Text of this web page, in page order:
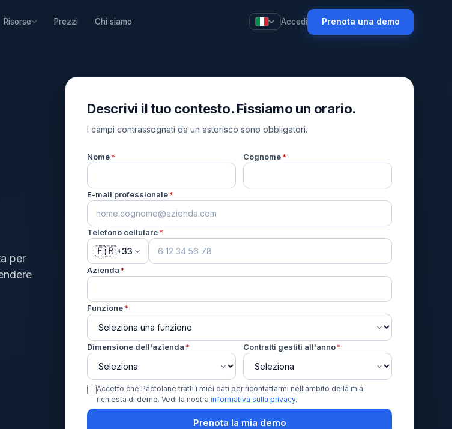
Risorse Prezzi Chi siamo Accedi Prenota una demo
per
Descrivi il tuo contesto. Fissiamo un orario.
I campi contrassegnati da un asterisco sono obbligatori.
Nome* Cognome*
E-mail professionale*
Telefono cellulare*
🇫🇷+33
Azienda *
Funzione*
Dimensione dell'azienda * Contratti gestiti all'anno*
Accetto che Pactolane tratti i miei dati per ricontattarmi nell'ambito della mia
richiesta di demo. Vedi la nostra informativa sulla privacy.
Prenota la mia demo